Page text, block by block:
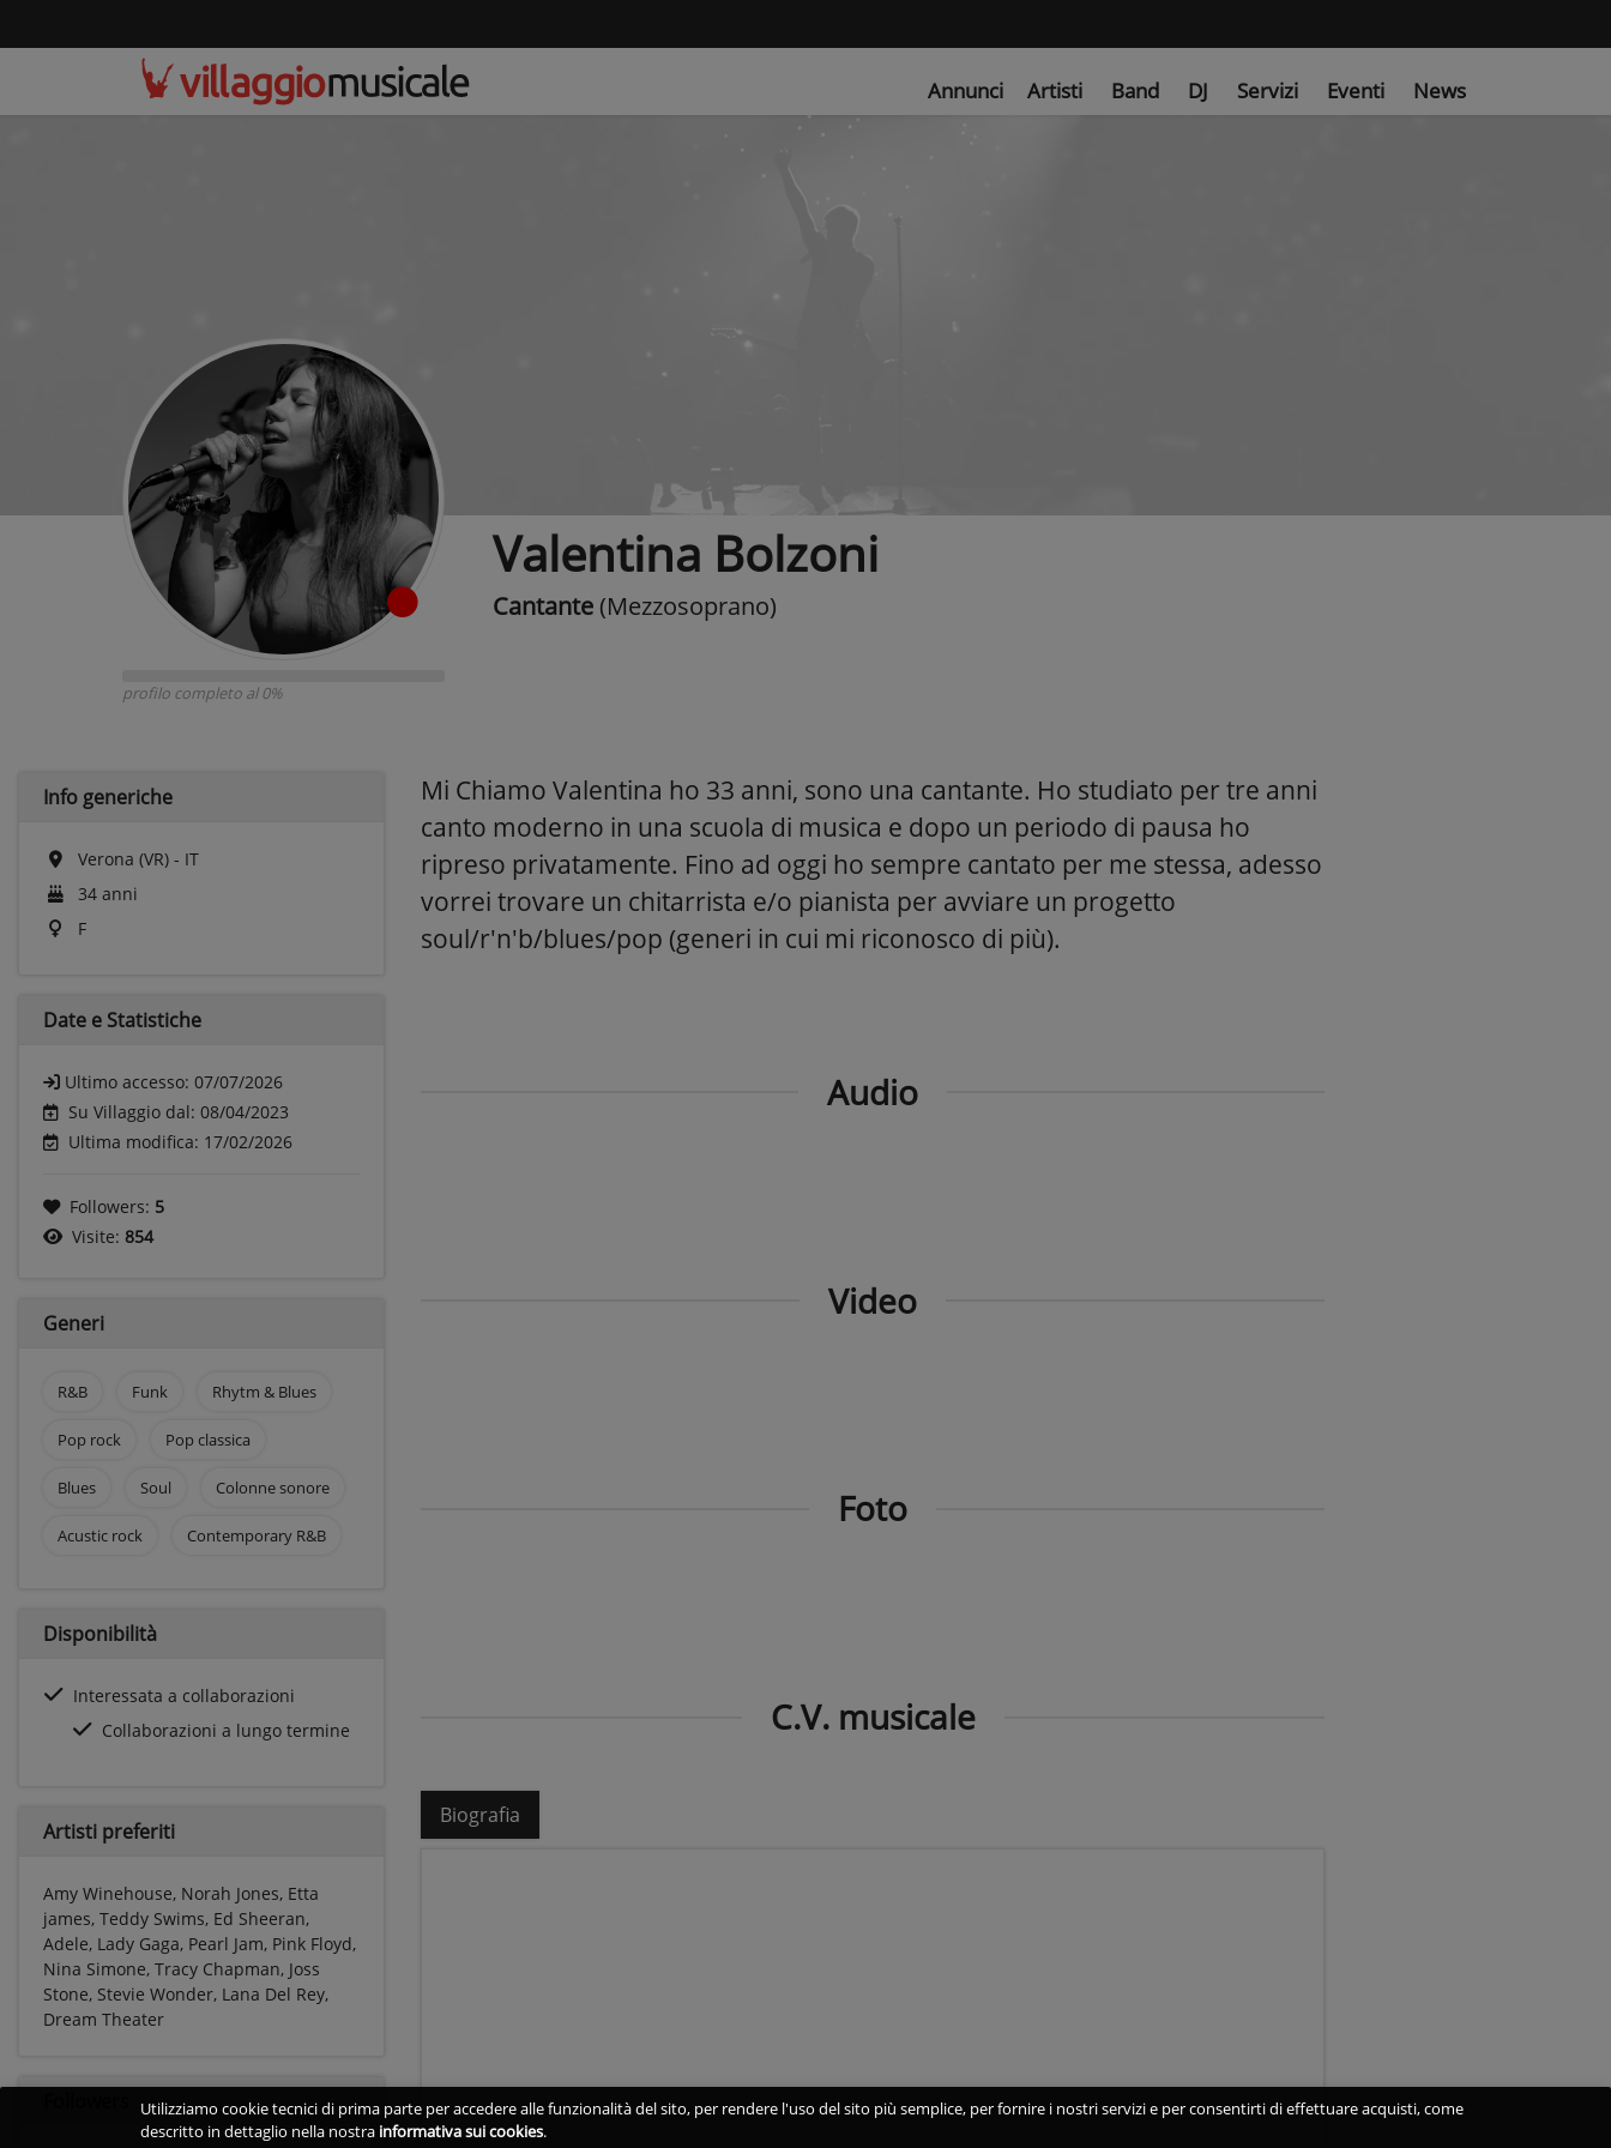
Annunci Artisti Band DJ Servizi Eventi News
profilo completo al 0%
Valentina Bolzoni
Cantante (Mezzosoprano)
Info generiche
Verona (VR) - IT
34 anni
F
Date e Statistiche
Ultimo accesso: 07/07/2026
Su Villaggio dal: 08/04/2023
Ultima modifica: 17/02/2026
Followers: 5
Visite: 854
Generi
R&B Funk Rhytm & Blues
Pop rock Pop classica
Blues Soul Colonne sonore
Acustic rock Contemporary R&B
Disponibilità
Interessata a collaborazioni
Collaborazioni a lungo termine
Artisti preferiti
Amy Winehouse, Norah Jones, Etta
james, Teddy Swims, Ed Sheeran,
Adele, Lady Gaga, Pearl Jam, Pink Floyd,
Nina Simone, Tracy Chapman, Joss
Stone, Stevie Wonder, Lana Del Rey,
Dream Theater
Mi Chiamo Valentina ho 33 anni, sono una cantante. Ho studiato per tre anni
canto moderno in una scuola di musica e dopo un periodo di pausa ho
ripreso privatamente. Fino ad oggi ho sempre cantato per me stessa, adesso
vorrei trovare un chitarrista e/o pianista per avviare un progetto
soul/r'n'b/blues/pop (generi in cui mi riconosco di più).
Audio
Video
Foto
C.V. musicale
Biografia
Utilizziamo cookie tecnici di prima parte per accedere alle funzionalità del sito, per rendere l'uso del sito più semplice, per fornire i nostri servizi e per consentirti di effettuare acquisti, come
descritto in dettaglio nella nostra informativa sui cookies.